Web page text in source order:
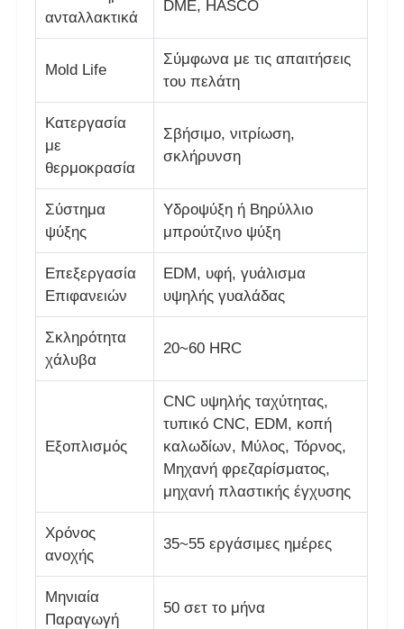
Καλούπι ξεβιδώματος
Σκηνοθέτης οικιακής συσκευής
Καλούπι εργαλείων
Σχηματοποίηση εγχύσεων Overmolding
πλαστικά τμήματα φορμών
ανταλλακτικά
DME, HASCO
Mold Life
Σύμφωνα με τις απαιτήσεις
του πελάτη
Κατεργασία
με
θερμοκρασία
Σβήσιμο, νιτρίωση,
σκλήρυνση
Σύστημα
ψύξης
Υδροψύξη ή Βηρύλλιο
μπρούτζινο ψύξη
Επεξεργασία
Επιφανειών
EDM, υφή, γυάλισμα
υψηλής γυαλάδας
Σκληρότητα
χάλυβα
20~60 HRC
Εξοπλισμός
CNC υψηλής ταχύτητας,
τυπικό CNC, EDM, κοπή
καλωδίων, Μύλος, Τόρνος,
Μηχανή φρεζαρίσματος,
μηχανή πλαστικής έγχυσης
Χρόνος
ανοχής
35~55 εργάσιμες ημέρες
Μηνιαία
Παραγωγή
50 σετ το μήνα